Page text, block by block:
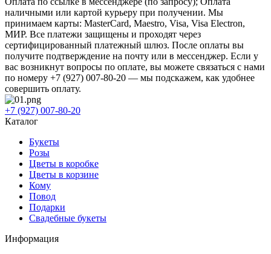
наличными или картой курьеру при получении. Мы
принимаем карты: MasterCard, Maestro, Visa, Visa Electron,
МИР. Все платежи защищены и проходят через
сертифицированный платежный шлюз. После оплаты вы
получите подтверждение на почту или в мессенджер. Если у
вас возникнут вопросы по оплате, вы можете связаться с нами
по номеру +7 (927) 007-80-20 — мы подскажем, как удобнее
совершить оплату.
+7 (927) 007-80-20
Каталог
Букеты
Розы
Цветы в коробке
Цветы в корзине
Кому
Повод
Подарки
Свадебные букеты
Информация